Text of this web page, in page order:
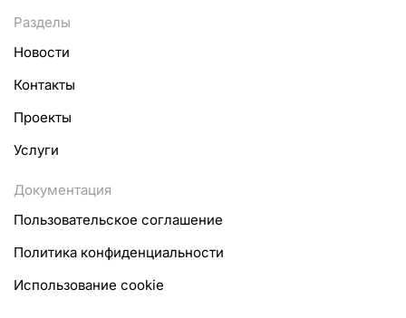
Разделы
Новости
Контакты
Проекты
Услуги
Документация
Пользовательское соглашение
Политика конфиденциальности
Использование cookie